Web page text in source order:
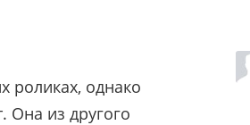
роликах, однако
Она из другого